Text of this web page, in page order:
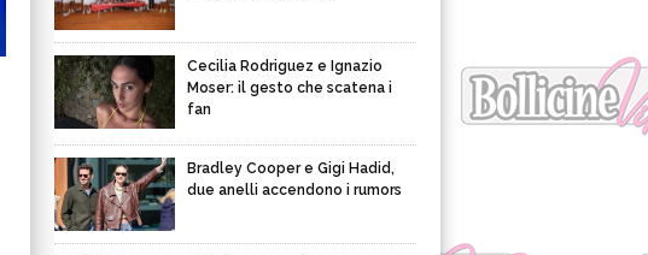
Cecilia Rodriguez e Ignazio
Moser: il gesto che scatena i
fan
Bradley Cooper e Gigi Hadid,
due anelli accendono i rumors